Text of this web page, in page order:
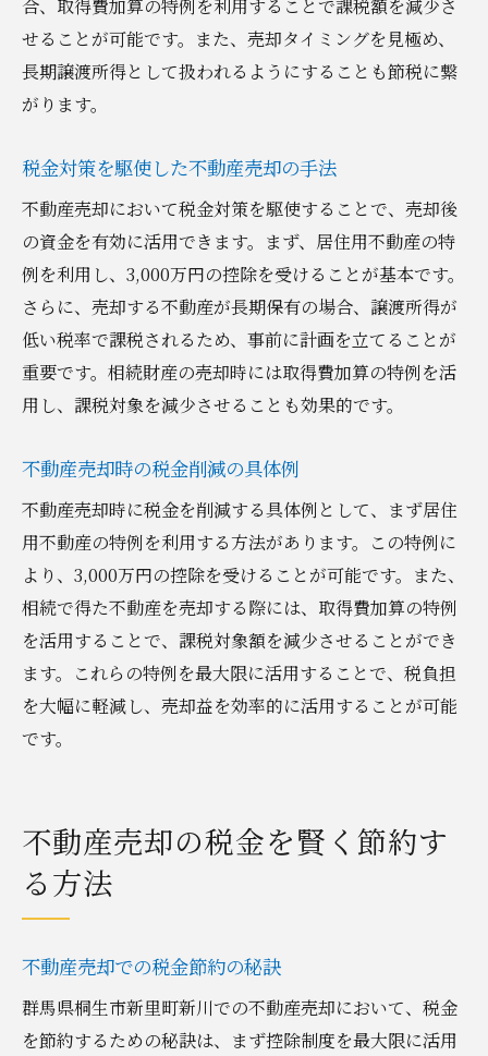
合、取得費加算の特例を利用することで課税額を減少さ
せることが可能です。また、売却タイミングを見極め、
長期譲渡所得として扱われるようにすることも節税に繋
がります。
税金対策を駆使した不動産売却の手法
不動産売却において税金対策を駆使することで、売却後
の資金を有効に活用できます。まず、居住用不動産の特
例を利用し、3,000万円の控除を受けることが基本です。
さらに、売却する不動産が長期保有の場合、譲渡所得が
低い税率で課税されるため、事前に計画を立てることが
重要です。相続財産の売却時には取得費加算の特例を活
用し、課税対象を減少させることも効果的です。
不動産売却時の税金削減の具体例
不動産売却時に税金を削減する具体例として、まず居住
用不動産の特例を利用する方法があります。この特例に
より、3,000万円の控除を受けることが可能です。また、
相続で得た不動産を売却する際には、取得費加算の特例
を活用することで、課税対象額を減少させることができ
ます。これらの特例を最大限に活用することで、税負担
を大幅に軽減し、売却益を効率的に活用することが可能
です。
不動産売却の税金を賢く節約す
る方法
不動産売却での税金節約の秘訣
群馬県桐生市新里町新川での不動産売却において、税金
を節約するための秘訣は、まず控除制度を最大限に活用